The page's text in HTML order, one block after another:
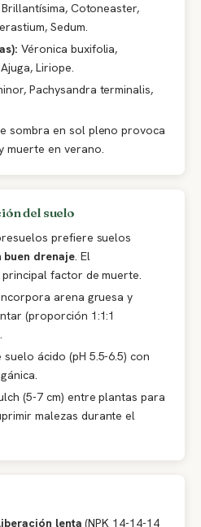
Brillantísima, Cotoneaster,
Sedum.
Véronica buxifolia,
Liriope.
Pachysandra terminalis,
sombra en sol pleno provoca
muerte en verano.
del suelo
prefiere suelos
drenaje. El
factor de muerte.
arena gruesa y
(proporción 1:1:1
ácido (pH 5.5-6.5) con
(5-7 cm) entre plantas para
malezas durante el
lenta (NPK 14-14-14